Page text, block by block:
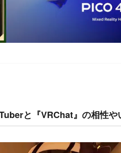
と『VRChat』の相性や